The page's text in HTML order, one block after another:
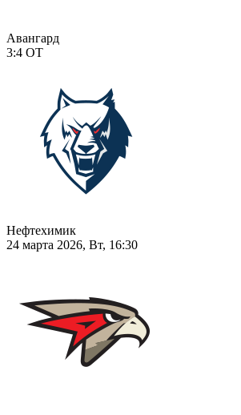
Авангард
3:4 ОТ
Нефтехимик
24 марта 2026, Вт, 16:30